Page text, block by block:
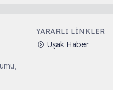
YARARLI LINKLER
Uşak Haber